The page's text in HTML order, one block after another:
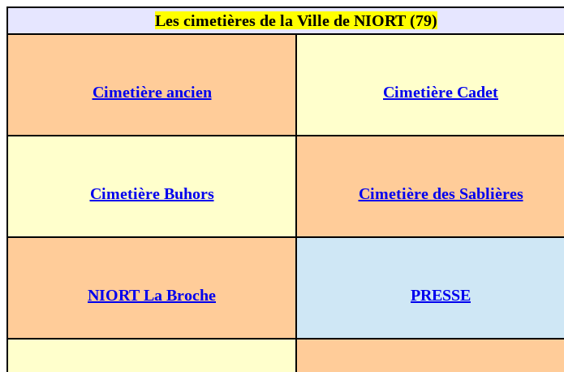
Les cimetières de la Ville de NIORT (79)
Cimetière ancien Cimetière Cadet
Cimetière Buhors Cimetière des Sablières
NIORT La Broche PRESSE